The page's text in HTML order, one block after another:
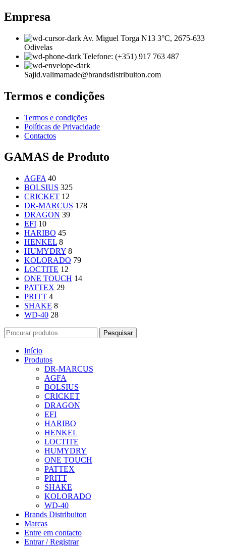
Empresa
Av. Miguel Torga N13 3°C, 2675-633
Odivelas
Telefone: (+351) 917 763 487
Sajid.valimamade@brandsdistribuiton.com
Termos e condições
Termos e condições
Políticas de Privacidade
Contactos
GAMAS de Produto
AGFA 40
BOLSIUS 325
CRICKET 12
DR-MARCUS 178
DRAGON 39
EFI 10
HARIBO 45
HENKEL 8
HUMYDRY 8
KOLORADO 79
LOCTITE 12
ONE TOUCH 14
PATTEX 29
PRITT 4
SHAKE 8
WD-40 28
Pesquisar
Início
Produtos
DR-MARCUS
AGFA
BOLSIUS
CRICKET
DRAGON
EFI
HARIBO
HENKEL
LOCTITE
HUMYDRY
ONE TOUCH
PATTEX
PRITT
SHAKE
KOLORADO
WD-40
Brands Distribuiton
Marcas
Entre em contacto
Entrar / Registrar